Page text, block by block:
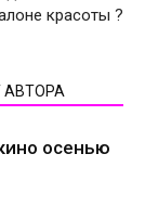
красоты ?
АВТОРА
осенью